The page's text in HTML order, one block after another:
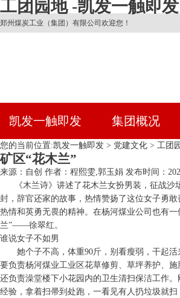
工团园地 -凯发一触即发
郑州煤炭工业（集团）有限公司欢迎您！
凯发一触即发 集团概况
您的当前位置:凯发一触即发 > 党建文化 > 工团
矿区“花木兰”
来源：自创 作者：程熙雯,郭玉娟 发布时间：
《木兰诗》讲述了花木兰女扮男装，征战沙
封，辞官还家的故事，热情赞扬了这位女子勇
热情和英勇无畏的精神。在杨河煤业公司也有一
兰”——徐翠红。
谁说女子不如男
她个子不高，体重90斤，别看瘦弱，干起活
要负责杨河煤业工业区花草修剪、草坪养护、
还负责澡堂楼下小花园内的卫生清扫保洁工作
经验，拿着扫帚到处跑，一看见有人扔垃圾就